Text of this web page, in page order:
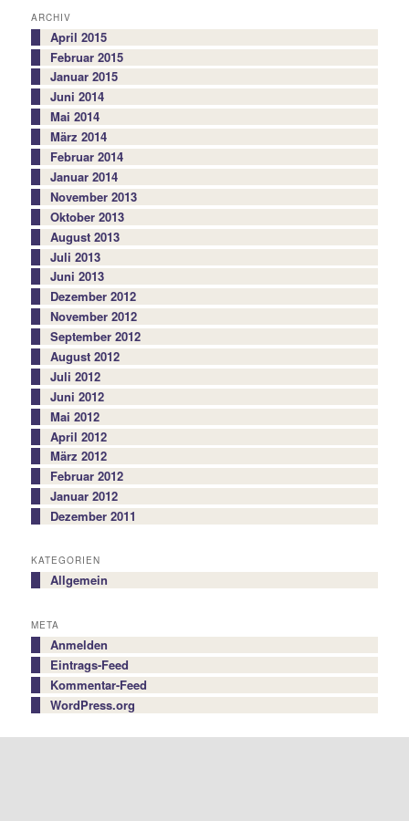
ARCHIV
April 2015
Februar 2015
Januar 2015
Juni 2014
Mai 2014
März 2014
Februar 2014
Januar 2014
November 2013
Oktober 2013
August 2013
Juli 2013
Juni 2013
Dezember 2012
November 2012
September 2012
August 2012
Juli 2012
Juni 2012
Mai 2012
April 2012
März 2012
Februar 2012
Januar 2012
Dezember 2011
KATEGORIEN
Allgemein
META
Anmelden
Eintrags-Feed
Kommentar-Feed
WordPress.org